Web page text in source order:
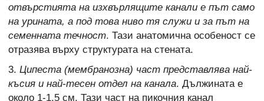
отвърстията на изхвърлящите канали е път само
на урината, а под това ниво тя служи и за път на
семенната течност. Тази анатомична особеност се
отразява върху структурата на стената.
3. Ципеста (мембранозна) част представлява най-
късия и най-тесен отдел на канала. Дължината е
около 1-1,5 см. Тази част на пикочния канал